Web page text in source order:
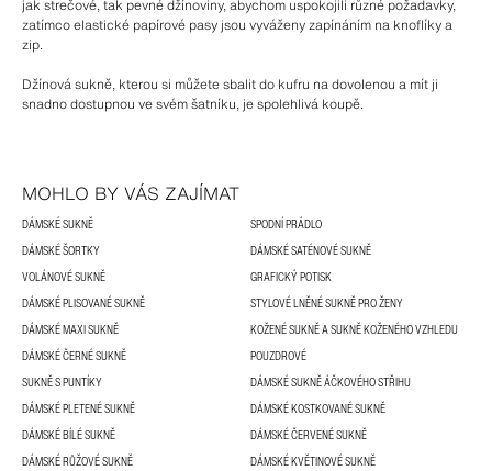
jak strečové, tak pevné džínoviny, abychom uspokojili různé požadavky,
zatímco elastické papírové pasy jsou vyváženy zapínáním na knoflíky a
zip.
Džínová sukně, kterou si můžete sbalit do kufru na dovolenou a mít ji
snadno dostupnou ve svém šatníku, je spolehlivá koupě.
MOHLO BY VÁS ZAJÍMAT
DÁMSKÉ SUKNĚ
SPODNÍ PRÁDLO
DÁMSKÉ ŠORTKY
DÁMSKÉ SATÉNOVÉ SUKNĚ
VOLÁNOVÉ SUKNĚ
GRAFICKÝ POTISK
DÁMSKÉ PLISOVANÉ SUKNĚ
STYLOVÉ LNĚNÉ SUKNĚ PRO ŽENY
DÁMSKÉ MAXI SUKNĚ
KOŽENÉ SUKNĚ A SUKNĚ KOŽENÉHO VZHLEDU
DÁMSKÉ ČERNÉ SUKNĚ
POUZDROVÉ
SUKNĚ S PUNTÍKY
DÁMSKÉ SUKNĚ ÁČKOVÉHO STŘIHU
DÁMSKÉ PLETENÉ SUKNĚ
DÁMSKÉ KOSTKOVANÉ SUKNĚ
DÁMSKÉ BÍLÉ SUKNĚ
DÁMSKÉ ČERVENÉ SUKNĚ
DÁMSKÉ RŮŽOVÉ SUKNĚ
DÁMSKÉ KVĚTINOVÉ SUKNĚ